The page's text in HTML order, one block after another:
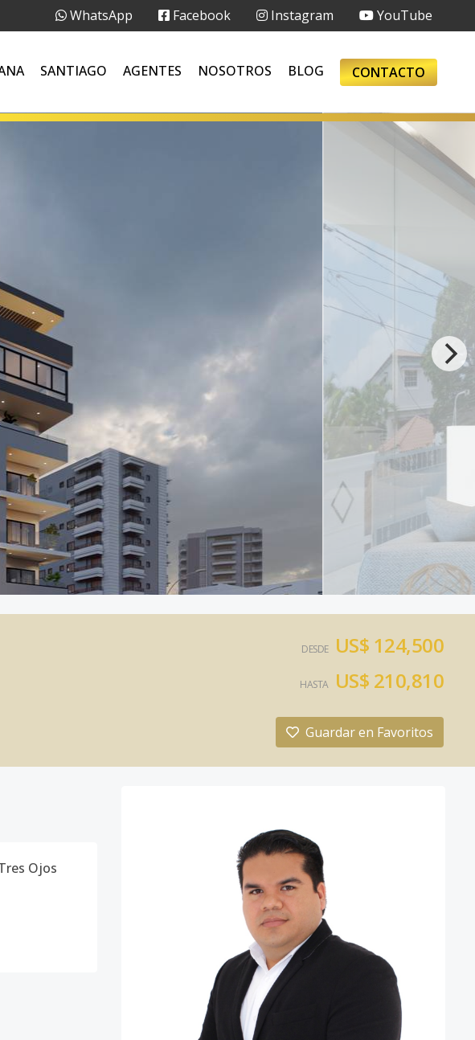
WhatsApp Facebook Instagram YouTube
SANTIAGO AGENTES NOSOTROS BLOG CONTACTO
DESDE US$ 124,500
HASTA US$ 210,810
Guardar en Favoritos
Ojos